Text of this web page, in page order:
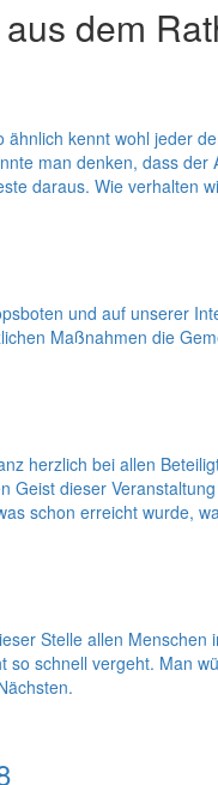
dem
kennt wohl jeder
man denken, dass
daraus. Wie verhalten
und auf unserer
Maßnahmen die
herzlich bei allen
Geist dieser
schon erreicht wurde,
Stelle allen
so schnell vergeht. Man